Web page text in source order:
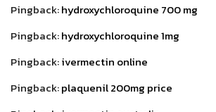
Pingback:hydroxychloroquine 700 mg
Pingback:hydroxychloroquine 1mg
Pingback:ivermectin online
Pingback:plaquenil 200mg price